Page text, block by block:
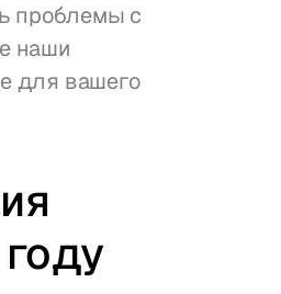
проблемы с
наши
для вашего